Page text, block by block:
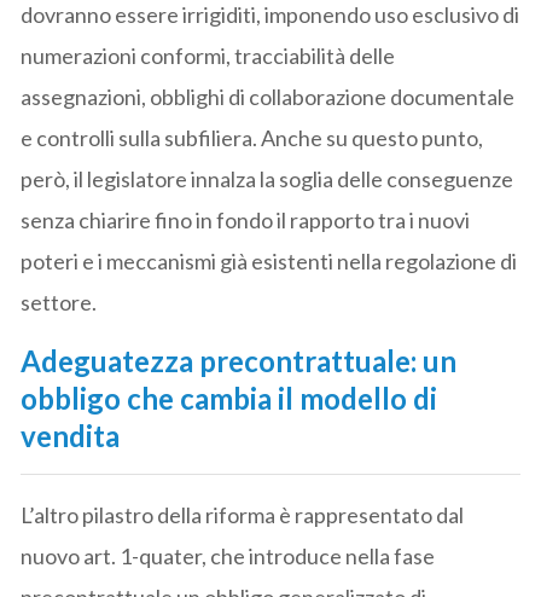
dovranno essere irrigiditi, imponendo uso esclusivo di
numerazioni conformi, tracciabilità delle
assegnazioni, obblighi di collaborazione documentale
e controlli sulla subfiliera. Anche su questo punto,
però, il legislatore innalza la soglia delle conseguenze
senza chiarire fino in fondo il rapporto tra i nuovi
poteri e i meccanismi già esistenti nella regolazione di
settore.
Adeguatezza precontrattuale: un
obbligo che cambia il modello di
vendita
L’altro pilastro della riforma è rappresentato dal
nuovo art. 1-quater, che introduce nella fase